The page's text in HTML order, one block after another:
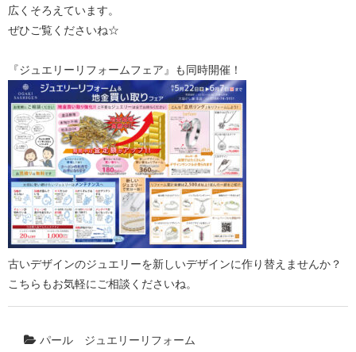
広くそろえています。
ぜひご覧くださいね☆
『ジュエリーリフォームフェア』も同時開催！
古いデザインのジュエリーを新しいデザインに作り替えませんか？
こちらもお気軽にご相談くださいね。
パール ジュエリーリフォーム